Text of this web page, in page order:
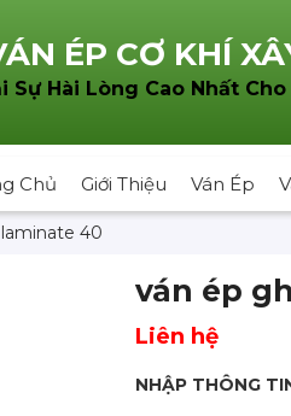
ÉP CƠ KHÍ
Sự Hài Lòng Cao Nhất
Chủ Giới Thiệu Ván Ép
40
ván ép
Liên hệ
NHẬP THÔNG